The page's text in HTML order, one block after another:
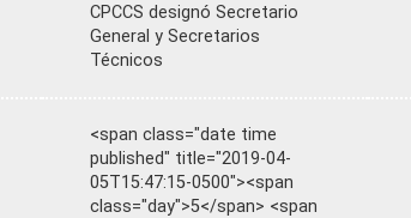
CPCCS designó Secretario
General y Secretarios
Técnicos
<span class="date time
published" title="2019-04-
05T15:47:15-0500"><span
class="day">5</span> <span